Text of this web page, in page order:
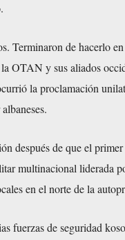
Terminaron de hacerlo
OTAN y sus aliados
la proclamación
después de que el
multinacional liderada
en el norte de la
fuerzas de seguridad